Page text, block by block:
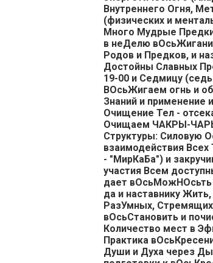
Внутреннего Огня,
(физических и
Много Мудрые
в неДелю
Родов и Предков, и
Достойны Славных
19-00 и Седмицу
ВОсьЖигаем огнь и
Знаний и применение
Очищение Тел -
Очищаем ЧАКРЫ-ЧАРЫ
Структуры: Силовую
взаимодействия Всех
- "МирКаБа") и
участия Всем
дает вОсьМожНОсьть
да и наставнику
РазУмных,
вОсьСтановить и
Количество мест в
Практика
Души и Духа через